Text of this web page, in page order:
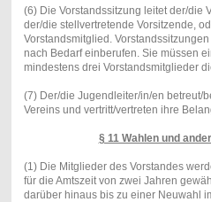
(6) Die Vorstandssitzung leitet der/die
der/die stellvertretende Vorsitzende,
Vorstandsmitglied.
nach Bedarf einberufen. Sie müssen
mindestens drei Vorstandsmitglieder
(7) Der/die Jugendleiter/in/en betreut/
Vereins und vertritt/vertreten ihre
§ 11 Wahlen und
(1) Die Mitglieder des Vorstandes
für die Amtszeit von zwei Jahren
darüber hinaus bis zu einer Neuwahl